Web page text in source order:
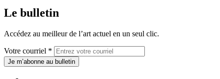
Le bulletin
Accédez au meilleur de l’art actuel en un seul clic.
Votre courriel *
Je m’abonne au bulletin